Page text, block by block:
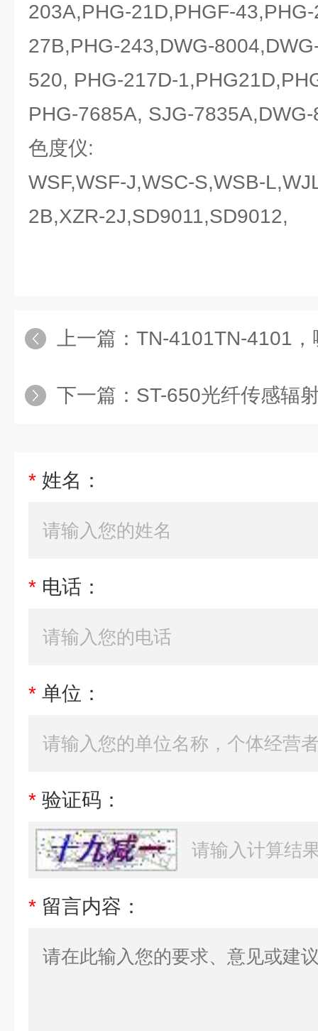
203A,PHG-21D,PHGF-
27B,PHG-243,DWG-
520, PHG-217D-
PHG-7685A, SJG-
色度仪:
WSF,WSF-J,WSC-S,WSB-
2B,XZR-2J,SD9011,SD9012,
上一篇： TN-4101TN-4101，噪
下一篇： ST-650光纤传感辐
* 姓名：
* 电话：
* 单位：
* 验证码：
* 留言内容：